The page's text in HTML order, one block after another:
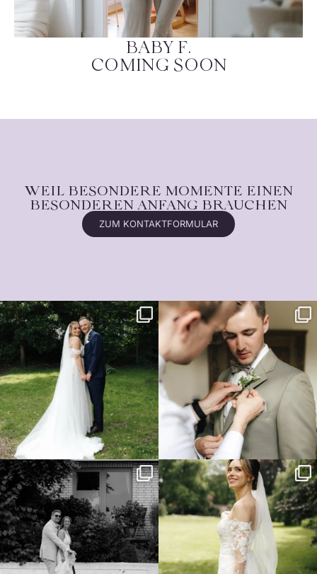
BABY F.
COMING SOON
WEIL BESONDERE MOMENTE EINEN
BESONDEREN ANFANG BRAUCHEN
ZUM KONTAKTFORMULAR
Die freie Trauung von L&N im
heimischen Garten...
78 4
A&J im wunderschönen Gut Helmstorf.
119 6
Civil Wedding C&M
Kann ein Arbeitsplatz
109 3
Hinter mir liegt ein sonniges
Wochenende mit zwei...
118 11